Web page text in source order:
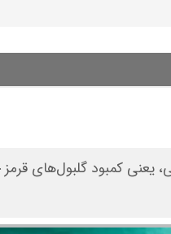
کمبود گلبول‌های قرمز